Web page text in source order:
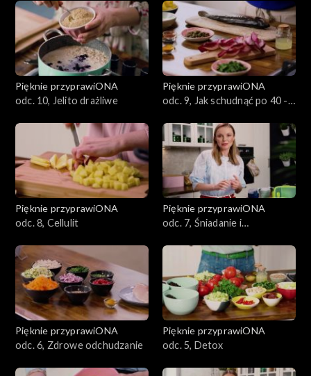
Sezon 1
Pięknie przyprawiONA
odc. 10, Jelito drażliwe
Pięknie przyprawiONA
odc. 9, Jak schudnąć po 40 -
Pięknie przyprawiONA
odc. 8, Cellulit
Pięknie przyprawiONA
odc. 7, Śniadanie i
Pięknie przyprawiONA
odc. 6, Zdrowe odchudzanie
Pięknie przyprawiONA
odc. 5, Detox